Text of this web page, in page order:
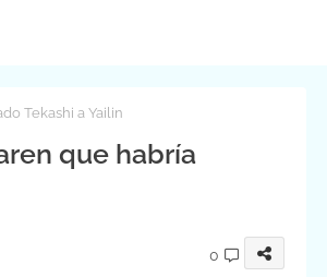
Tekashi a Yailin
que habría
0